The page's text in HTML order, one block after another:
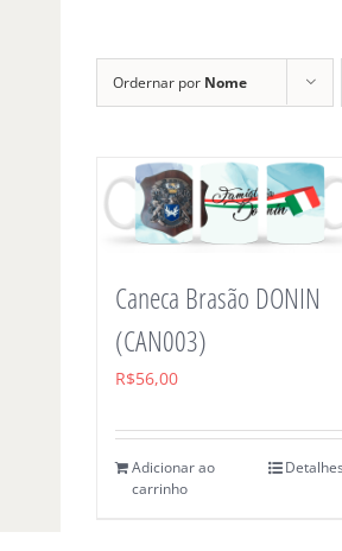
Ordernar por Nome
Caneca Brasão DONIN
(CAN003)
R$56,00
Adicionar ao
carrinho
Detalhes